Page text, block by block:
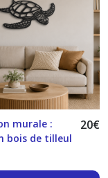
murale :
bois de tilleul
20€